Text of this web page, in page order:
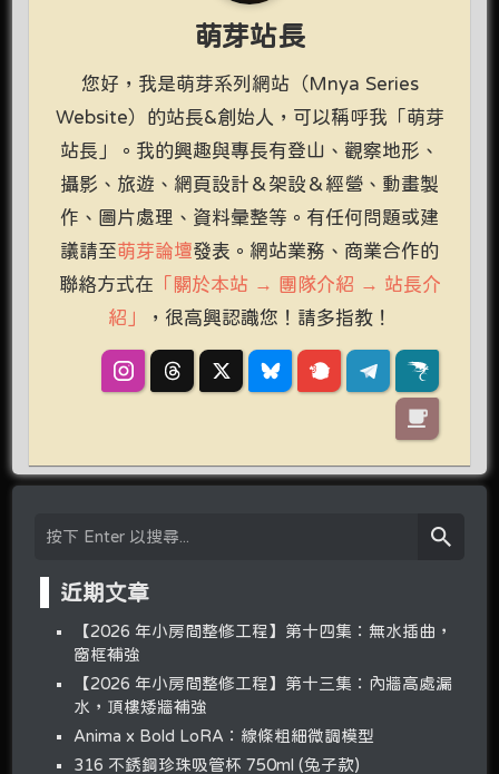
萌芽站長
您好，我是萌芽系列網站（Mnya Series
Website）的站長&創始人，可以稱呼我「萌芽
站長」。我的興趣與專長有登山、觀察地形、
攝影、旅遊、網頁設計＆架設＆經營、動畫製
作、圖片處理、資料彙整等。有任何問題或建
議請至萌芽論壇發表。網站業務、商業合作的
聯絡方式在 「關於本站 → 團隊介紹 → 站長介
紹」
，很高興認識您！請多指教！
近期文章
【2026 年小房間整修工程】第十四集：無水插曲，
窗框補強
【2026 年小房間整修工程】第十三集：內牆高處漏
水，頂樓矮牆補強
Anima x Bold LoRA：線條粗細微調模型
316 不銹鋼珍珠吸管杯 750ml (兔子款)